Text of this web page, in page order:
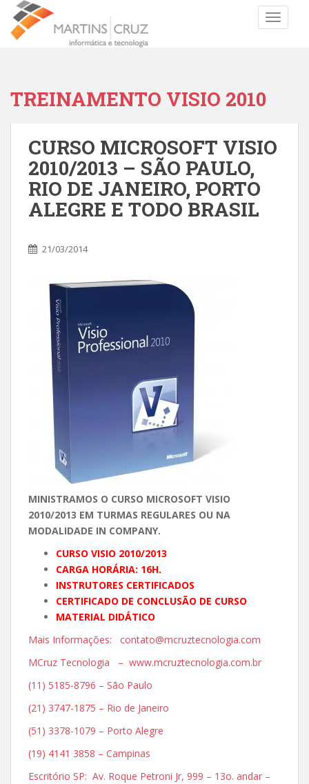
TREINAMENTO VISIO 2010
CURSO MICROSOFT VISIO
2010/2013 – SÃO PAULO,
RIO DE JANEIRO, PORTO
ALEGRE E TODO BRASIL
21/03/2014
MINISTRAMOS O CURSO MICROSOFT VISIO
2010/2013 EM TURMAS REGULARES OU NA
MODALIDADE IN COMPANY.
CURSO VISIO 2010/2013
CARGA HORÁRIA: 16H.
INSTRUTORES CERTIFICADOS
CERTIFICADO DE CONCLUSÃO DE CURSO
MATERIAL DIDÁTICO
Mais Informações: contato@mcruztecnologia.com
MCruz Tecnologia – www.mcruztecnologia.com.br
(11) 5185-8796 – São Paulo
(21) 3747-1875 – Rio de Janeiro
(51) 3378-1079 – Porto Alegre
(19) 4141 3858 – Campinas
Escritório SP: Av. Roque Petroni Jr, 999 – 13o. andar –